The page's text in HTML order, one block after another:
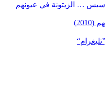
… الزيتونة في عيونهم